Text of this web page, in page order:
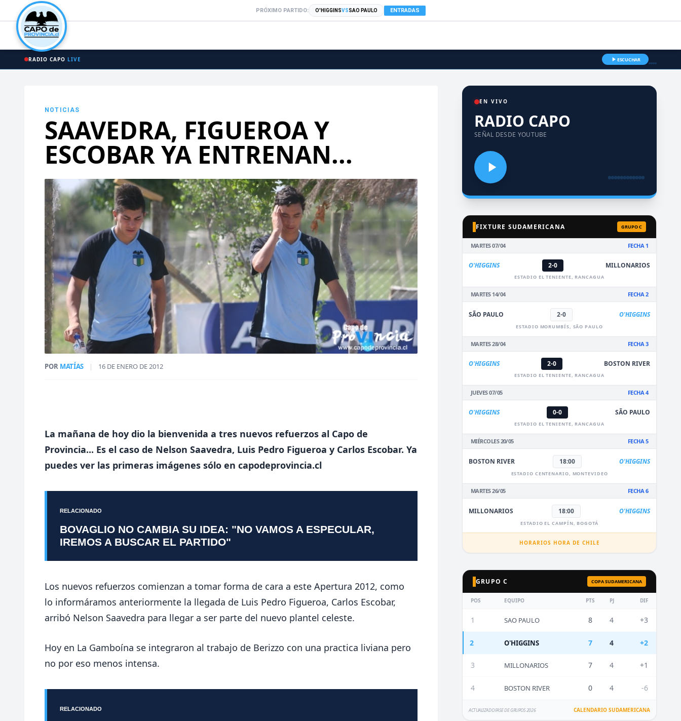
PRÓXIMO PARTIDO: O'HIGGINSVSSAO PAULO ENTRADAS
RADIO CAPO LIVE ESCUCHAR
NOTICIAS
SAAVEDRA, FIGUEROA Y
ESCOBAR YA ENTRENAN...
POR MATÍAS | 16 DE ENERO DE 2012
La mañana de hoy dio la bienvenida a tres nuevos refuerzos al Capo de
Provincia... Es el caso de Nelson Saavedra, Luis Pedro Figueroa y Carlos Escobar. Ya
puedes ver las primeras imágenes sólo en capodeprovincia.cl
RELACIONADO
BOVAGLIO NO CAMBIA SU IDEA: "NO VAMOS A ESPECULAR,
IREMOS A BUSCAR EL PARTIDO"
Los nuevos refuerzos comienzan a tomar forma de cara a este Apertura 2012, como
lo informáramos anteriormente la llegada de Luis Pedro Figueroa, Carlos Escobar,
arribó Nelson Saavedra para llegar a ser parte del nuevo plantel celeste.
Hoy en La Gamboína se integraron al trabajo de Berizzo con una practica liviana pero
no por eso menos intensa.
RELACIONADO
EN VIVO
RADIO CAPO
SEÑAL DESDE YOUTUBE
FIXTURE SUDAMERICANA GRUPO C
MARTES 07/04 FECHA 1
O'HIGGINS 2-0 MILLONARIOS
ESTADIO EL TENIENTE, RANCAGUA
MARTES 14/04 FECHA 2
SÃO PAULO 2-0 O'HIGGINS
ESTADIO MORUMBÍS, SÃO PAULO
MARTES 28/04 FECHA 3
O'HIGGINS 2-0 BOSTON RIVER
ESTADIO EL TENIENTE, RANCAGUA
JUEVES 07/05 FECHA 4
O'HIGGINS 0-0 SÃO PAULO
ESTADIO EL TENIENTE, RANCAGUA
MIÉRCOLES 20/05 FECHA 5
BOSTON RIVER 18:00 O'HIGGINS
ESTADIO CENTENARIO, MONTEVIDEO
MARTES 26/05 FECHA 6
MILLONARIOS 18:00 O'HIGGINS
ESTADIO EL CAMPÍN, BOGOTÁ
HORARIOS HORA DE CHILE
GRUPO C COPA SUDAMERICANA
POS EQUIPO PTS PJ DIF
1 SAO PAULO 8 4 +3
2 O'HIGGINS 7 4 +2
3 MILLONARIOS 7 4 +1
4 BOSTON RIVER 0 4 -6
ACTUALIZADO FASE DE GRUPOS 2026 CALENDARIO SUDAMERICANA